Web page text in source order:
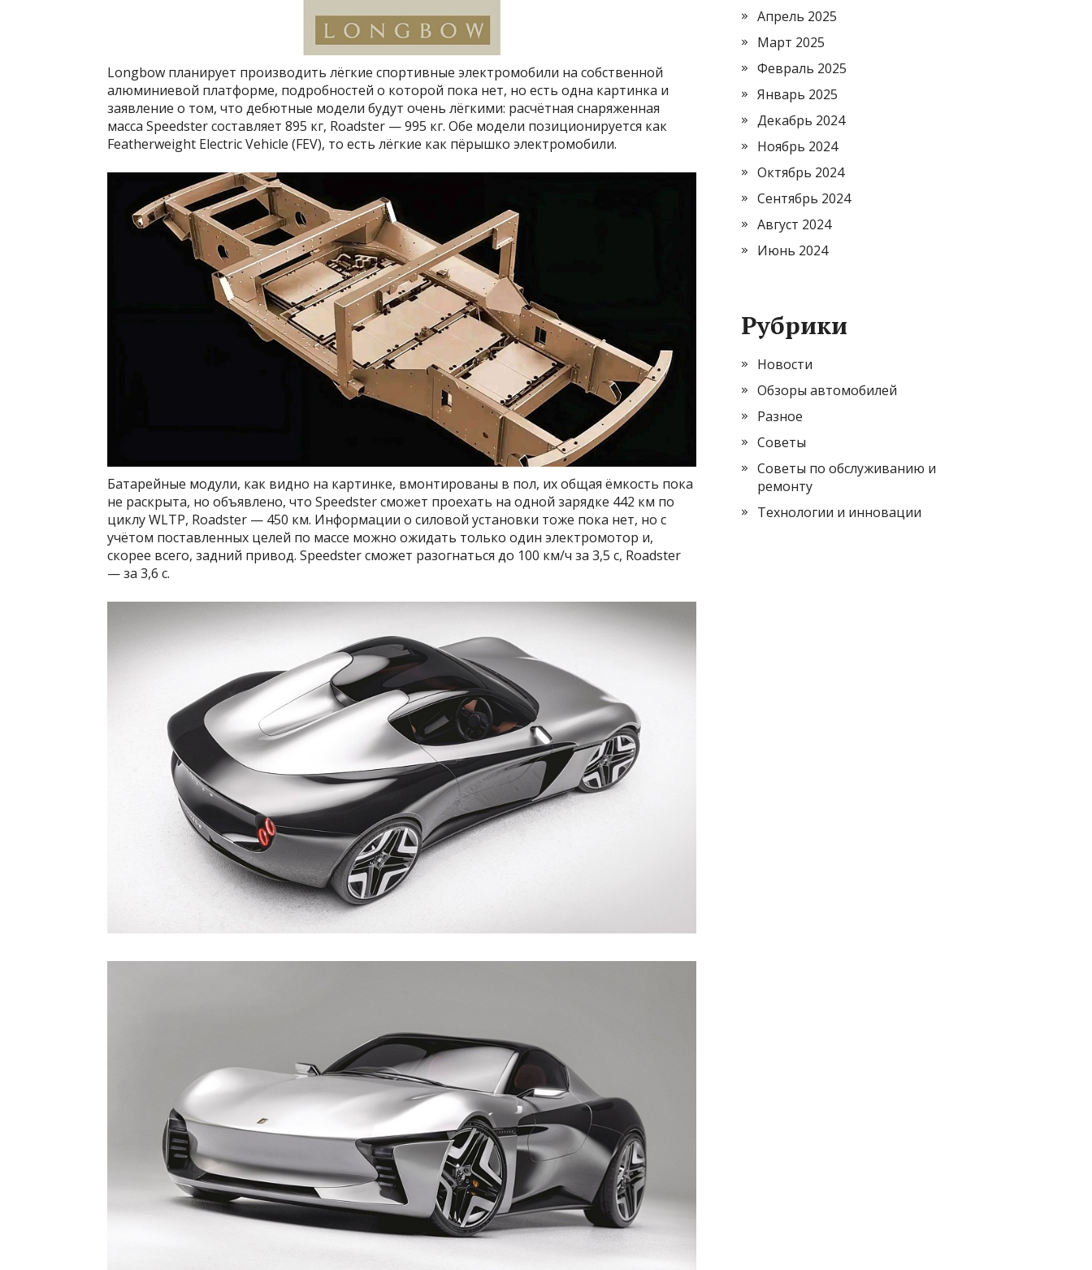
Longbow планирует производить лёгкие спортивные электромобили на собственной
алюминиевой платформе, подробностей о которой пока нет, но есть одна картинка и
заявление о том, что дебютные модели будут очень лёгкими: расчётная снаряженная
масса Speedster составляет 895 кг, Roadster — 995 кг. Обе модели позиционируется как
Featherweight Electric Vehicle (FEV), то есть лёгкие как пёрышко электромобили.
Батарейные модули, как видно на картинке, вмонтированы в пол, их общая ёмкость пока
не раскрыта, но объявлено, что Speedster сможет проехать на одной зарядке 442 км по
циклу WLTP, Roadster — 450 км. Информации о силовой установки тоже пока нет, но с
учётом поставленных целей по массе можно ожидать только один электромотор и,
скорее всего, задний привод. Speedster сможет разогнаться до 100 км/ч за 3,5 с, Roadster
— за 3,6 с.
Апрель 2025
Март 2025
Февраль 2025
Январь 2025
Декабрь 2024
Ноябрь 2024
Октябрь 2024
Сентябрь 2024
Август 2024
Июнь 2024
Рубрики
Новости
Обзоры автомобилей
Разное
Советы
Советы по обслуживанию и
ремонту
Технологии и инновации